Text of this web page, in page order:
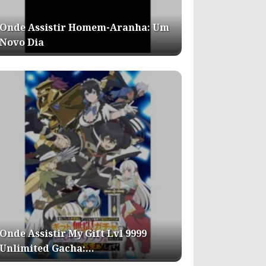
Onde Assistir Homem-Aranha: Um
Novo Dia
Onde Assistir My Gift Lvl 9999
Unlimited Gacha:…